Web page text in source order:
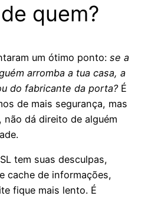
quem?
um ótimo ponto: se a
arromba a tua casa, a
do fabricante da porta? É
de mais segurança, mas
dá direito de alguém
tem suas desculpas,
cache de informações,
fique mais lento. É